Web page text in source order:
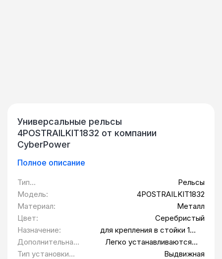
Универсальные рельсы
4POSTRAILKIT1832 от компании
CyberPower
Полное описание
Тип
оборудования:
Рельсы
Модель:
4POSTRAILKIT1832
Материал:
Металл
Цвет:
Серебристый
Назначение:
для крепления в стойки 19"
ИБП типа 1U и 2U.
Дополнительная
информация:
Легко устанавливаются в
стойки.
Тип установки
Выдвижная